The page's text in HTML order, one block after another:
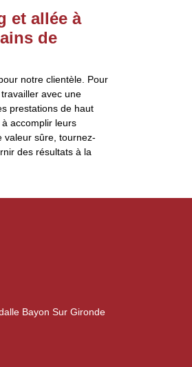
et allée à
de
notre clientèle. Pour
avec une
prestations de haut
accomplir leurs
valeur sûre, tournez-
des résultats à la
Bayon Sur Gironde